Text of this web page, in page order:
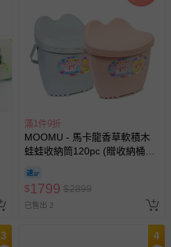
滿1件9折
MOOMU - 馬卡龍香草軟積木
蛙蛙收納筒120pc (贈收納桶
$1799 $2899
已售出 2
3 4